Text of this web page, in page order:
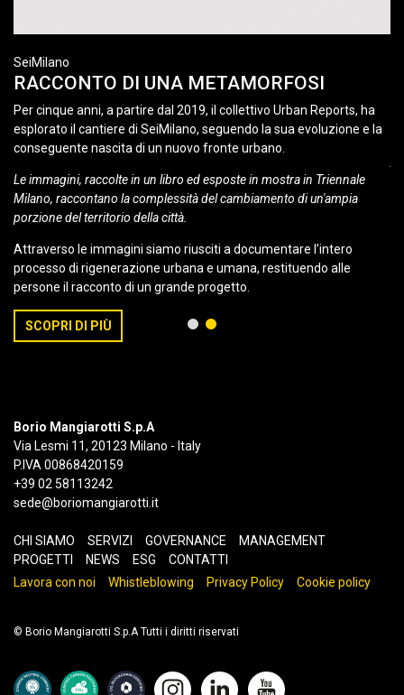
SeiMilano
RACCONTO DI UNA METAMORFOSI
Per cinque anni, a partire dal 2019, il collettivo Urban Reports, ha
esplorato il cantiere di SeiMilano, seguendo la sua evoluzione e la
conseguente nascita di un nuovo fronte urbano.
Le immagini, raccolte in un libro ed esposte in mostra in Triennale
Milano, raccontano la complessità del cambiamento di un'ampia
porzione del territorio della città.
Attraverso le immagini siamo riusciti a documentare l’intero
processo di rigenerazione urbana e umana, restituendo alle
persone il racconto di un grande progetto.
SCOPRI DI PIÙ
Borio Mangiarotti S.p.A
Via Lesmi 11, 20123 Milano - Italy
P.IVA 00868420159
+39 02 58113242
sede@boriomangiarotti.it
CHI SIAMO SERVIZI GOVERNANCE
MANAGEMENT
PROGETTI
NEWS ESG
CONTATTI
Lavora con noi
Whistleblowing Privacy Policy Cookie policy
© Borio Mangiarotti S.p.A Tutti i diritti riservati